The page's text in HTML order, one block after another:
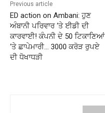
Previous article
ED action on Ambani: ਹੁਣ
ਅੰਬਾਨੀ ਪਰਿਵਾਰ ‘ਤੇ ਈਡੀ ਦੀ
ਕਾਰਵਾਈ! ਕੰਪਨੀ ਦੇ 50 ਟਿਕਾਣਿਆਂ
‘ਤੇ ਛਾਪੇਮਾਰੀ… 3000 ਕਰੋੜ ਰੁਪਏ
ਦੀ ਧੋਖਾਧੜੀ